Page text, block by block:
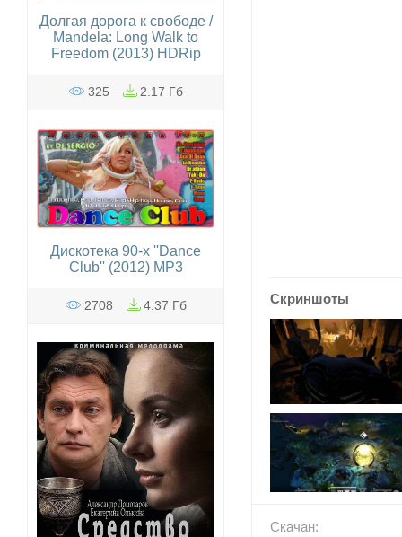
Скриншоты
Скачан:
Долгая дорога к свободе /
Mandela: Long Walk to
Freedom (2013) HDRip
325 2.17 Гб
Дискотека 90-х ''Dance
Club'' (2012) MP3
2708 4.37 Гб